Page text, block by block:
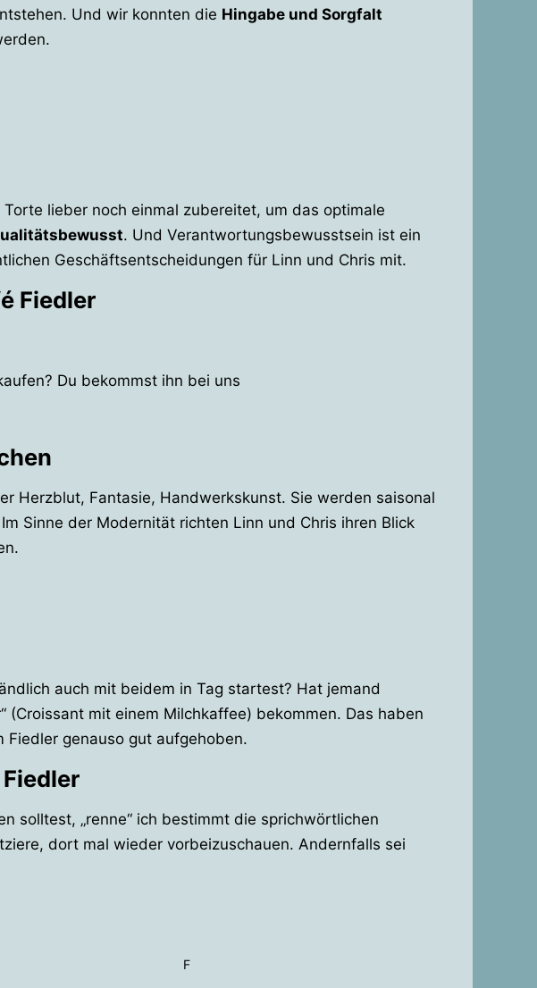
Und wir konnten die Hingabe und Sorgfalt
lieber noch einmal zubereitet, um das optimale
. Und Verantwortungsbewusstsein ist ein
Geschäftsentscheidungen für Linn und Chris mit.
Fiedler
Du bekommst ihn bei uns
Herzblut, Fantasie, Handwerkskunst. Sie werden saisonal
Sinne der Modernität richten Linn und Chris ihren Blick
auch mit beidem in Tag startest? Hat jemand
(Croissant mit einem Milchkaffee) bekommen. Das haben
Fiedler genauso gut aufgehoben.
solltest, „renne“ ich bestimmt die sprichwörtlichen
dort mal wieder vorbeizuschauen. Andernfalls sei
F